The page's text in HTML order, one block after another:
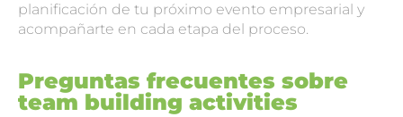
planificación de tu próximo evento empresarial y
acompañarte en cada etapa del proceso.
Preguntas frecuentes sobre
team building activities